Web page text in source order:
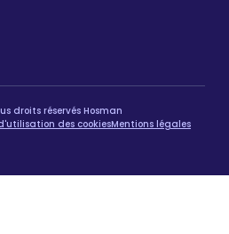
droits réservés Hosman
des cookiesMentions légales